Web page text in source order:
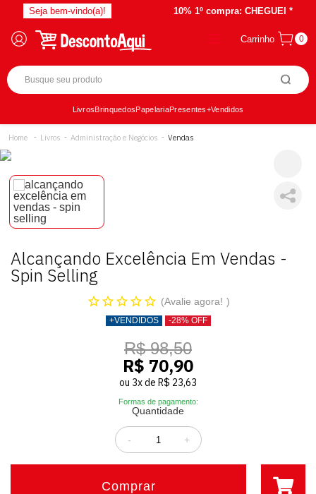
Seja bem-vindo(a)! 10% 1º compra: CHEGUEI *
Carrinho 0
LivrosBrinquedosPapelariaPresentes+Vendidos
Livros Administração e Negócios Vendas
Alcançando Excelência Em Vendas -
Spin Selling
Avalie agora!
+VENDIDOS -28% OFF
R$ 98,50
R$ 70,90
ou 3xde R$ 23,63
Formas de pagamento:
Quantidade
+
-
Comprar